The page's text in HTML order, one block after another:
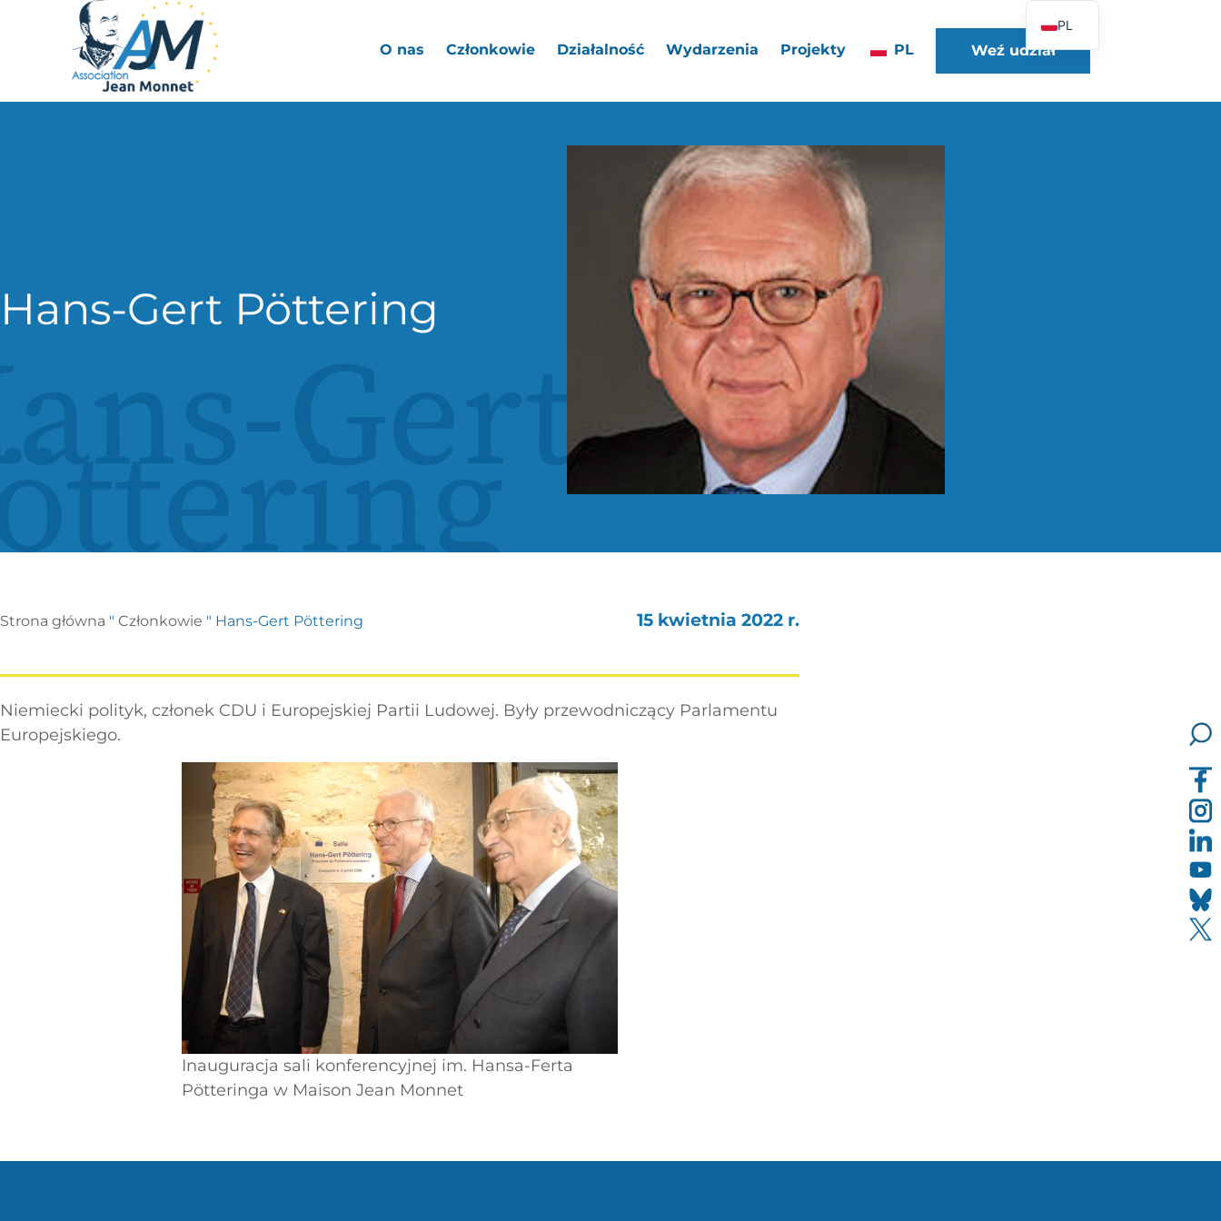
O nas Członkowie Działalność Wydarzenia Projekty PL Weź udział
Hans-Gert Pöttering
Gert
Strona główna " Członkowie " Hans-Gert Pöttering 15 kwietnia 2022 r.
Niemiecki polityk, członek CDU i Europejskiej Partii Ludowej. Były przewodniczący Parlamentu
Europejskiego.
Inauguracja sali konferencyjnej im. Hansa-Ferta
Pötteringa w Maison Jean Monnet
PL
FR